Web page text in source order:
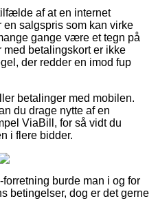
af at en internet
en salgspris som kan virke
gange være et tegn på
betalingskort er ikke
der redder en imod fup
betalinger med mobilen.
du drage nytte af en
ViaBill, for så vidt du
i flere bidder.
burde man i og for
betingelser, dog er det gerne